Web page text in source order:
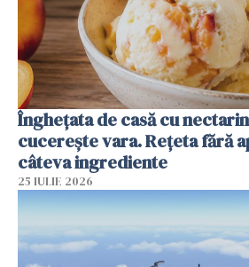
Înghețata de casă cu
cucerește vara. Rețeta fără
câteva ingrediente
25 IULIE 2026